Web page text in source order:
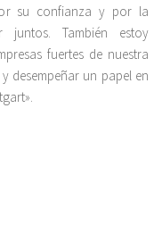
su confianza y por la
juntos. También estoy
fuertes de nuestra
desempeñar un papel en